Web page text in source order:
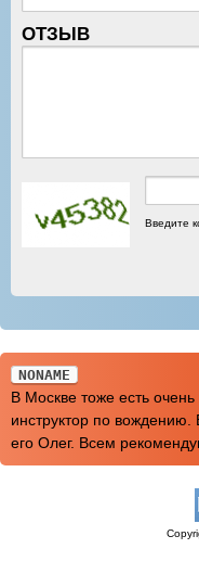
ОТЗЫВ
Введите
NONAME
В Москве тоже есть
инструктор по вождению.
его Олег. Всем